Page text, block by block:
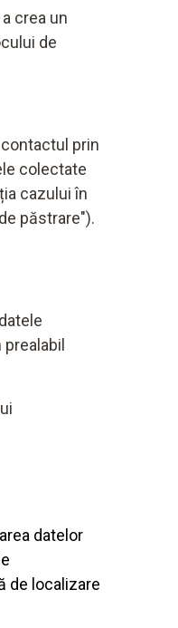
crea un
de
prin
colectate
cazului în
păstrare").
datelor
de localizare